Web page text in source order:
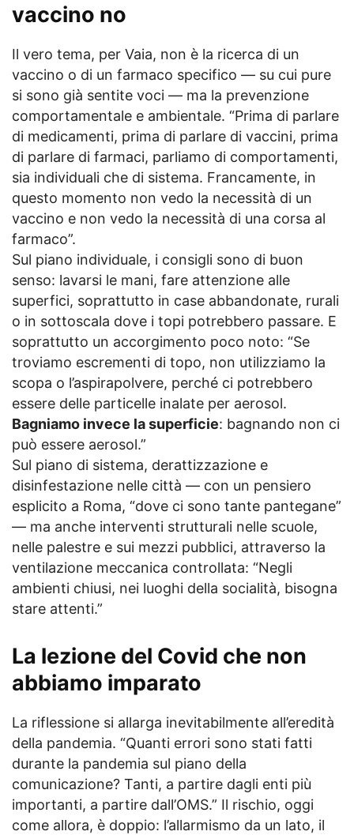
vaccino no
Il vero tema, per Vaia, non è la ricerca di un
vaccino o di un farmaco specifico — su cui pure
si sono già sentite voci — ma la prevenzione
comportamentale e ambientale. “Prima di parlare
di medicamenti, prima di parlare di vaccini, prima
di parlare di farmaci, parliamo di comportamenti,
sia individuali che di sistema. Francamente, in
questo momento non vedo la necessità di un
vaccino e non vedo la necessità di una corsa al
farmaco”.
Sul piano individuale, i consigli sono di buon
senso: lavarsi le mani, fare attenzione alle
superfici, soprattutto in case abbandonate, rurali
o in sottoscala dove i topi potrebbero passare. E
soprattutto un accorgimento poco noto: “Se
troviamo escrementi di topo, non utilizziamo la
scopa o l’aspirapolvere, perché ci potrebbero
essere delle particelle inalate per aerosol.
Bagniamo invece la superficie: bagnando non ci
può essere aerosol.”
Sul piano di sistema, derattizzazione e
disinfestazione nelle città — con un pensiero
esplicito a Roma, “dove ci sono tante pantegane”
— ma anche interventi strutturali nelle scuole,
nelle palestre e sui mezzi pubblici, attraverso la
ventilazione meccanica controllata: “Negli
ambienti chiusi, nei luoghi della socialità, bisogna
stare attenti.”
La lezione del Covid che non
abbiamo imparato
La riflessione si allarga inevitabilmente all’eredità
della pandemia. “Quanti errori sono stati fatti
durante la pandemia sul piano della
comunicazione? Tanti, a partire dagli enti più
importanti, a partire dall’OMS.” Il rischio, oggi
come allora, è doppio: l’allarmismo da un lato, il